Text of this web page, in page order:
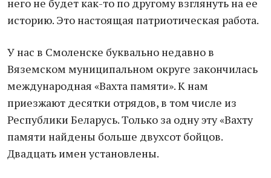
него не будет как-то по другому взглянуть на ее
историю. Это настоящая патриотическая работа.
У нас в Смоленске буквально недавно в
Вяземском муниципальном округе закончилась
международная «Вахта памяти». К нам
приезжают десятки отрядов, в том числе из
Республики Беларусь. Только за одну эту «Вахту
памяти найдены больше двухсот бойцов.
Двадцать имен установлены.